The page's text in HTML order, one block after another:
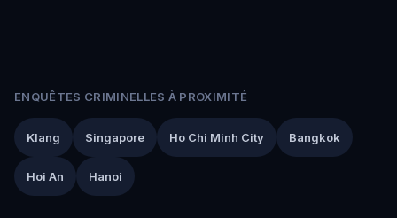
ENQUÊTES CRIMINELLES À PROXIMITÉ
Klang Singapore Ho Chi Minh City Bangkok
Hoi An Hanoi